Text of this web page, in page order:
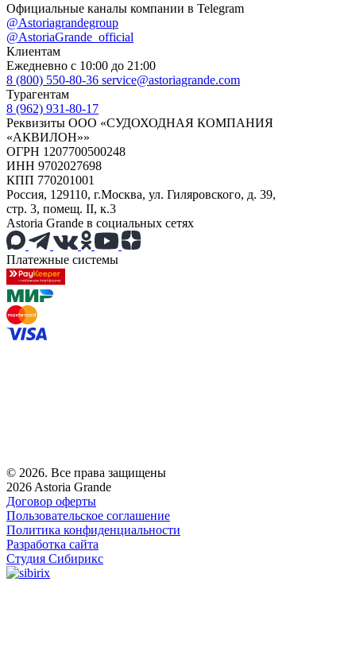
Официальные каналы компании в Telegram
@Astoriagrandegroup
@AstoriaGrande_official
Клиентам
Ежедневно с 10:00 до 21:00
8 (800) 550-80-36 service@astoriagrande.com
Турагентам
8 (962) 931-80-17
Реквизиты ООО «СУДОХОДНАЯ КОМПАНИЯ
«АКВИЛОН»»
ОГРН 1207700500248
ИНН 9702027698
КПП 770201001
Россия, 129110, г.Москва, ул. Гиляровского, д. 39,
стр. 3, помещ. II, к.3
Astoria Grande в социальных сетях
Платежные системы
© 2026. Все права защищены
2026 Astoria Grande
Договор оферты
Пользовательское соглашение
Политика конфиденциальности
Разработка сайта
Студия Сибирикс